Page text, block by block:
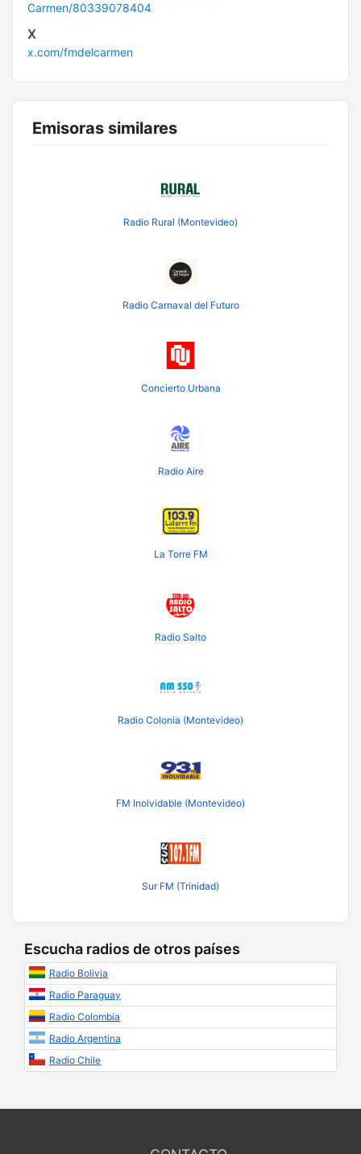
Carmen/80339078404
X
x.com/fmdelcarmen
Emisoras similares
Radio Rural (Montevideo)
Radio Carnaval del Futuro
Concierto Urbana
Radio Aire
La Torre FM
Radio Salto
Radio Colonia (Montevideo)
FM Inolvidable (Montevideo)
Sur FM (Trinidad)
Escucha radios de otros países
Radio Bolivia
Radio Paraguay
Radio Colombia
Radio Argentina
Radio Chile